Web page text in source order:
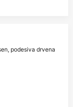
podesiva drvena